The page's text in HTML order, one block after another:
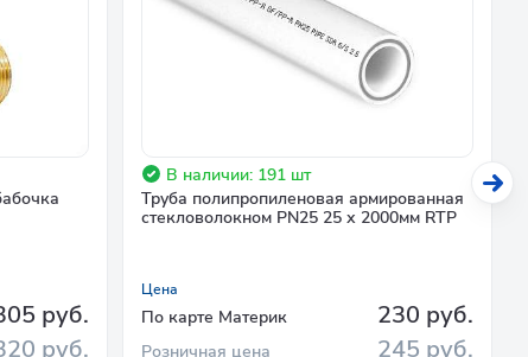
руб.
руб.
В наличии: 191 шт
Труба полипропиленовая армированная
стекловолокном PN25 25 х 2000мм RTP
Цена
По карте Материк 230 руб.
Розничная цена 245 руб.